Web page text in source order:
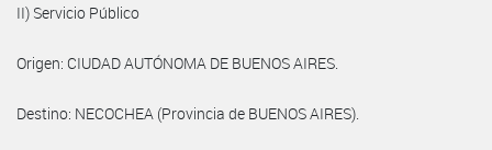
II) Servicio Público
Origen: CIUDAD AUTÓNOMA DE BUENOS AIRES.
Destino: NECOCHEA (Provincia de BUENOS AIRES).